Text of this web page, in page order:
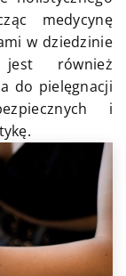
medycynę
w dziedzinie
jest również
do pielęgnacji
i